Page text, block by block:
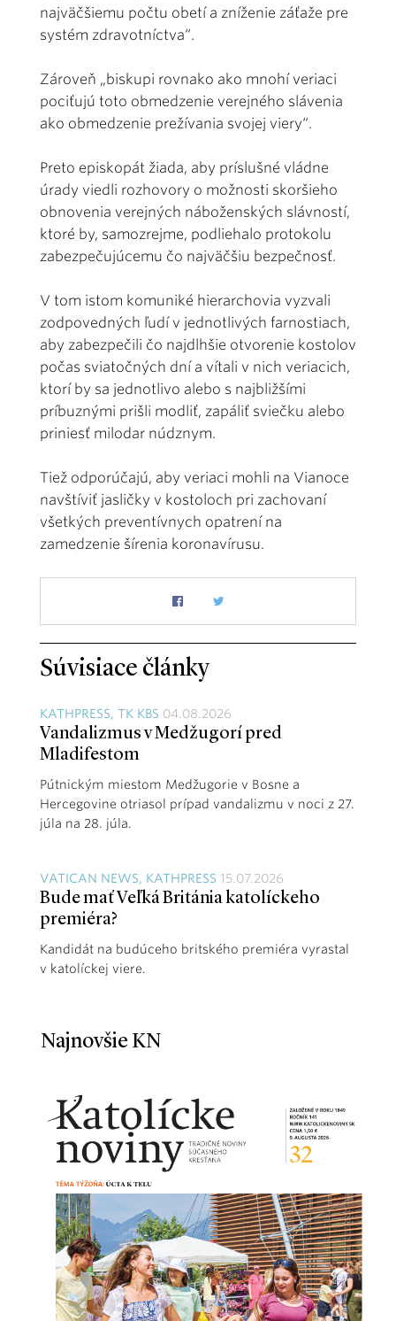
najväčšiemu počtu obetí a zníženie záťaže pre
systém zdravotníctva“.
Zároveň „biskupi rovnako ako mnohí veriaci
pociťujú toto obmedzenie verejného slávenia
ako obmedzenie prežívania svojej viery“.
Preto episkopát žiada, aby príslušné vládne
úrady viedli rozhovory o možnosti skoršieho
obnovenia verejných náboženských slávností,
ktoré by, samozrejme, podliehalo protokolu
zabezpečujúcemu čo najväčšiu bezpečnosť.
V tom istom komuniké hierarchovia vyzvali
zodpovedných ľudí v jednotlivých farnostiach,
aby zabezpečili čo najdlhšie otvorenie kostolov
počas sviatočných dní a vítali v nich veriacich,
ktorí by sa jednotlivo alebo s najbližšími
príbuznými prišli modliť, zapáliť sviečku alebo
priniesť milodar núdznym.
Tiež odporúčajú, aby veriaci mohli na Vianoce
navštíviť jasličky v kostoloch pri zachovaní
všetkých preventívnych opatrení na
zamedzenie šírenia koronavírusu.
Súvisiace články
KATHPRESS, TK KBS 04.08.2026
Vandalizmus v Medžugorí pred
Mladifestom
Pútnickým miestom Medžugorie v Bosne a
Hercegovine otriasol prípad vandalizmu v noci z 27.
júla na 28. júla.
VATICAN NEWS, KATHPRESS 15.07.2026
Bude mať Veľká Británia katolíckeho
premiéra?
Kandidát na budúceho britského premiéra vyrastal
v katolíckej viere.
Najnovšie KN